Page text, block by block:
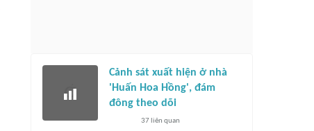
Cảnh sát xuất hiện ở nhà
'Huấn Hoa Hồng', đám
đông theo dõi
37liên quan